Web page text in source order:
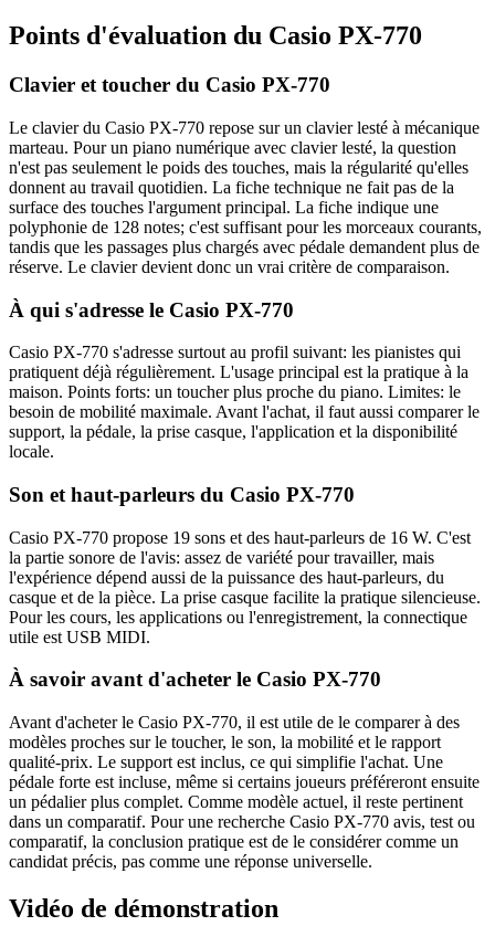
Points d'évaluation du Casio PX-770
Clavier et toucher du Casio PX-770
Le clavier du Casio PX-770 repose sur un clavier lesté à mécanique
marteau. Pour un piano numérique avec clavier lesté, la question
n'est pas seulement le poids des touches, mais la régularité qu'elles
donnent au travail quotidien. La fiche technique ne fait pas de la
surface des touches l'argument principal. La fiche indique une
polyphonie de 128 notes; c'est suffisant pour les morceaux courants,
tandis que les passages plus chargés avec pédale demandent plus de
réserve. Le clavier devient donc un vrai critère de comparaison.
À qui s'adresse le Casio PX-770
Casio PX-770 s'adresse surtout au profil suivant: les pianistes qui
pratiquent déjà régulièrement. L'usage principal est la pratique à la
maison. Points forts: un toucher plus proche du piano. Limites: le
besoin de mobilité maximale. Avant l'achat, il faut aussi comparer le
support, la pédale, la prise casque, l'application et la disponibilité
locale.
Son et haut-parleurs du Casio PX-770
Casio PX-770 propose 19 sons et des haut-parleurs de 16 W. C'est
la partie sonore de l'avis: assez de variété pour travailler, mais
l'expérience dépend aussi de la puissance des haut-parleurs, du
casque et de la pièce. La prise casque facilite la pratique silencieuse.
Pour les cours, les applications ou l'enregistrement, la connectique
utile est USB MIDI.
À savoir avant d'acheter le Casio PX-770
Avant d'acheter le Casio PX-770, il est utile de le comparer à des
modèles proches sur le toucher, le son, la mobilité et le rapport
qualité-prix. Le support est inclus, ce qui simplifie l'achat. Une
pédale forte est incluse, même si certains joueurs préféreront ensuite
un pédalier plus complet. Comme modèle actuel, il reste pertinent
dans un comparatif. Pour une recherche Casio PX-770 avis, test ou
comparatif, la conclusion pratique est de le considérer comme un
candidat précis, pas comme une réponse universelle.
Vidéo de démonstration